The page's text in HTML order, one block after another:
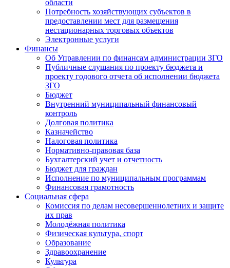
области
Потребность хозяйствующих субъектов в
предоставлении мест для размещения
нестационарных торговых объектов
Электронные услуги
Финансы
Об Управлении по финансам администрации ЗГО
Публичные слушания по проекту бюджета и
проекту годового отчета об исполнении бюджета
ЗГО
Бюджет
Внутренний муниципальный финансовый
контроль
Долговая политика
Казначейство
Налоговая политика
Нормативно-правовая база
Бухгалтерский учет и отчетность
Бюджет для граждан
Исполнение по муниципальным программам
Финансовая грамотность
Социальная сфера
Комиссия по делам несовершеннолетних и защите
их прав
Молодёжная политика
Физическая культура, спорт
Образование
Здравоохранение
Культура